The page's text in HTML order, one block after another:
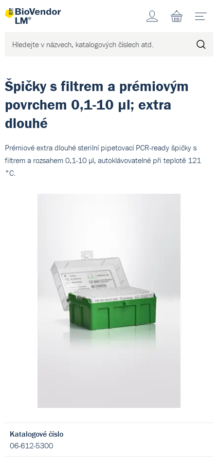
Účet
Špičky s filtrem a prémiovým
povrchem 0,1-10 µl; extra
dlouhé
Prémiové extra dlouhé sterilní pipetovací PCR-ready špičky s
filtrem a rozsahem 0,1-10 µl, autoklávovatelné při teplotě 121
°C.
Katalogové číslo
06-612-5300